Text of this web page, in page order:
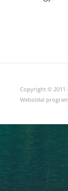
Copyright © 2011 -
Weboldal